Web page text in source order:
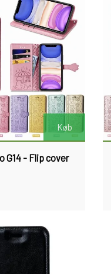
Køb
G14 - Flip cover